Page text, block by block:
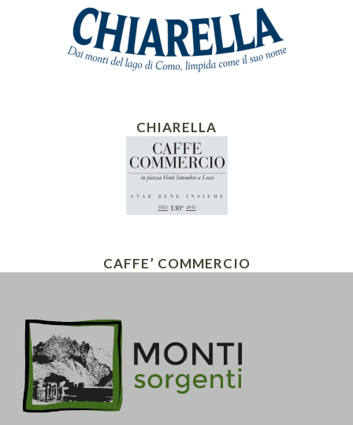
CHIARELLA
CAFFE’ COMMERCIO